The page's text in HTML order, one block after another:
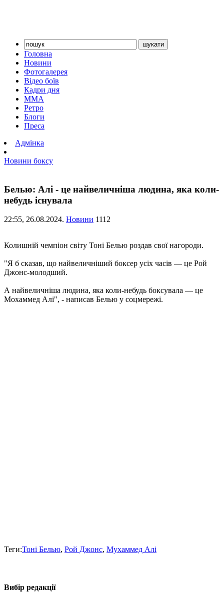
Головна
Новини
Фотогалерея
Відео боїв
Кадри дня
ММА
Ретро
Блоги
Преса
Адмінка
Новини боксу
Белью: Алі - це найвеличніша людина, яка коли-
небудь існувала
22:55, 26.08.2024. Новини 1112
Колишній чемпіон світу Тоні Белью роздав свої нагороди.
"Я б сказав, що найвеличніший боксер усіх часів — це Рой
Джонс-молодший.
А найвеличніша людина, яка коли-небудь боксувала — це
Мохаммед Алі", - написав Белью у соцмережі.
Теги:Тоні Белью, Рой Джонс, Мухаммед Алі
Вибір редакції